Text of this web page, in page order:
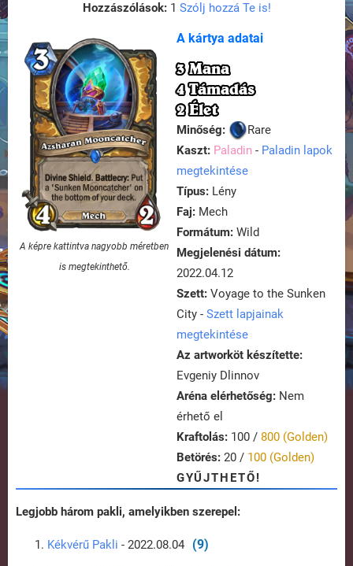
Hozzászólások:1 Szólj hozzá Te is!
A képre kattintva nagyobb méretben
is megtekinthető.
A kártya adatai
3 Mana
4 Támadás
2 Élet
Minőség:
Rare
Kaszt: Paladin - Paladin lapok
megtekintése
Típus: Lény
Faj: Mech
Formátum: Wild
Megjelenési dátum:
2022.04.12
Szett: Voyage to the Sunken
City - Szett lapjainak
megtekintése
Az artworköt készítette:
Evgeniy Dlinnov
Aréna elérhetőség: Nem
érhető el
Kraftolás: 100 / 800 (Golden)
Betörés: 20 / 100 (Golden)
GYŰJTHETŐ!
Legjobb három pakli, amelyikben szerepel:
Kékvérű Pakli - 2022.08.04 (9)